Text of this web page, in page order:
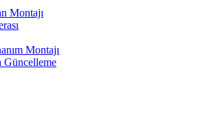
Montajı
Montajı
Güncelleme